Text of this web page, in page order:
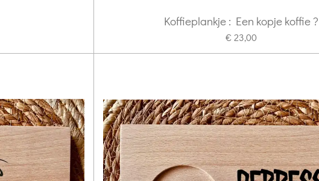
Koffieplankje : Een kopje koffie ?
€ 23,00